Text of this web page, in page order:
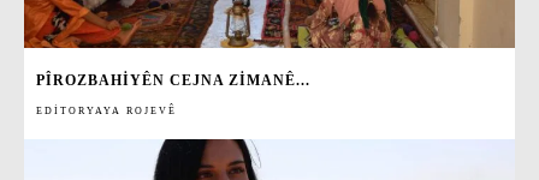
PÎROZBAHIYÊN CEJNA ZIMANÊ...
EDITORYAYA ROJEVÊ